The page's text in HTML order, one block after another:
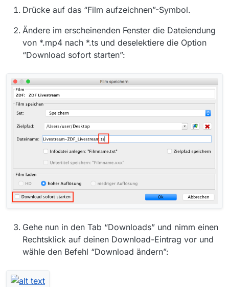
Drücke auf das “Film aufzeichnen”-Symbol.
Ändere im erscheinenden Fenster die Dateiendung
von *.mp4 nach *.ts und deselektiere die Option
“Download sofort starten”:
Gehe nun in den Tab “Downloads” und nimm einen
Rechtsklick auf deinen Download-Eintrag vor und
wähle den Befehl “Download ändern”: